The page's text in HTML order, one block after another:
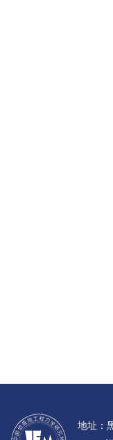
地址：